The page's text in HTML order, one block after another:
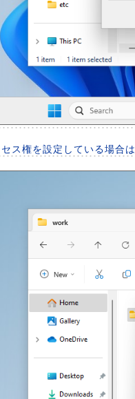
ス権を設定している場合は